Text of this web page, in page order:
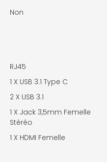
Non
RJ45
1 X USB 3.1 Type C
2 X USB 3.1
1 X Jack 3,5mm Femelle
Stéréo
1 X HDMI Femelle